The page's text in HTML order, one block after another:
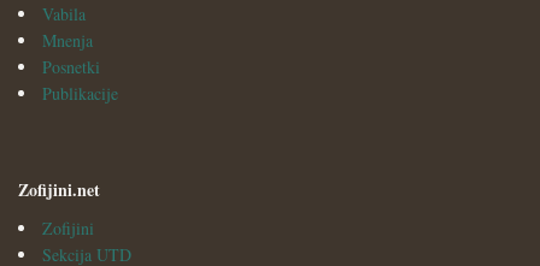
Vabila
Mnenja
Posnetki
Publikacije
Zofijini.net
Zofijini
Sekcija UTD